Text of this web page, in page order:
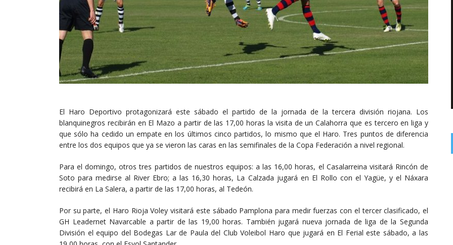
El Haro Deportivo protagonizará este sábado el partido de la jornada de la tercera división riojana. Los
blanquinegros recibirán en El Mazo a partir de las 17,00 horas la visita de un Calahorra que es tercero en liga y
que sólo ha cedido un empate en los últimos cinco partidos, lo mismo que el Haro. Tres puntos de diferencia
entre los dos equipos que ya se vieron las caras en las semifinales de la Copa Federación a nivel regional.
Para el domingo, otros tres partidos de nuestros equipos: a las 16,00 horas, el Casalarreina visitará Rincón de
Soto para medirse al River Ebro; a las 16,30 horas, La Calzada jugará en El Rollo con el Yagüe, y el Náxara
recibirá en La Salera, a partir de las 17,00 horas, al Tedeón.
Por su parte, el Haro Rioja Voley visitará este sábado Pamplona para medir fuerzas con el tercer clasificado, el
GH Leadernet Navarcable a partir de las 19,00 horas. También jugará nueva jornada de liga de la Segunda
División el equipo del Bodegas Lar de Paula del Club Voleibol Haro que jugará en El Ferial este sábado, a las